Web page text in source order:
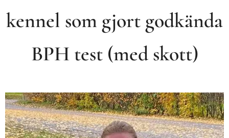
kennel som gjort godkända
BPH test (med skott)